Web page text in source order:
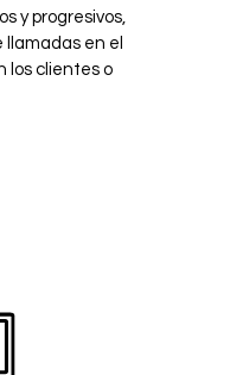
y progresivos,
en el
los clientes o